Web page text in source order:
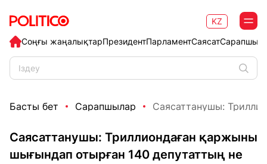
Соңғы жаңалықтарПрезидентПарламентСаясат
KZ
Басты бет Сарапшылар Саясаттанушы:
Саясаттанушы: Триллиондаған қаржыны
шығындап отырған 140 депутаттың не